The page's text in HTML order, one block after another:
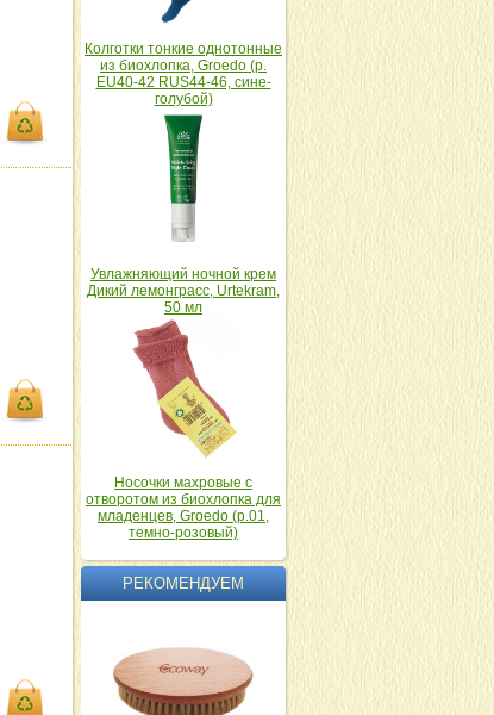
Колготки тонкие однотонные
из биохлопка, Groedo (р.
EU40-42 RUS44-46, сине-
голубой)
Увлажняющий ночной крем
Дикий лемонграсс, Urtekram,
50 мл
Носочки махровые с
отворотом из биохлопка для
младенцев, Groedo (р.01,
темно-розовый)
РЕКОМЕНДУЕМ